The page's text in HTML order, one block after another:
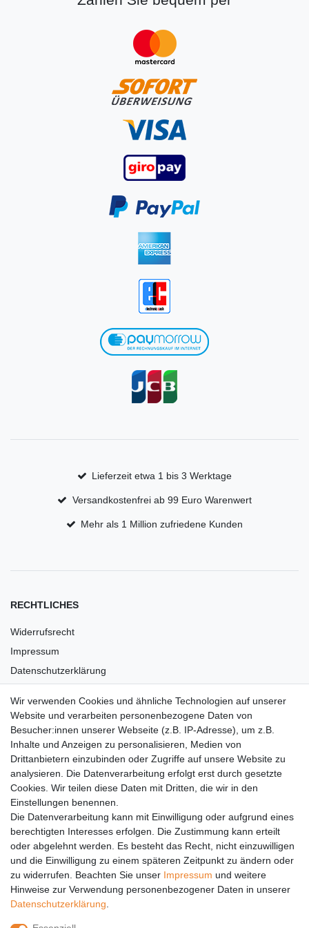
Lieferzeit etwa 1 bis 3 Werktage
Versandkostenfrei ab 99 Euro Warenwert
Mehr als 1 Million zufriedene Kunden
RECHTLICHES
Widerrufsrecht
Impressum
Datenschutzerklärung
Versandkosten
Barrierefreiheit
Anleitungen
Vertrag widerrufen
PARTNER
DHL
GLS
PaketPLUS
SPONSORING
Wir verwenden Cookies und ähnliche Technologien auf unserer
Website und verarbeiten personenbezogene Daten von
Besucher:innen unserer Webseite (z.B. IP-Adresse), um z.B.
Inhalte und Anzeigen zu personalisieren, Medien von
Drittanbietern einzubinden oder Zugriffe auf unsere Website zu
analysieren. Die Datenverarbeitung erfolgt erst durch gesetzte
Cookies. Wir teilen diese Daten mit Dritten, die wir in den
Einstellungen benennen.
Die Datenverarbeitung kann mit Einwilligung oder aufgrund eines
berechtigten Interesses erfolgen. Die Zustimmung kann erteilt
oder abgelehnt werden. Es besteht das Recht, nicht einzuwilligen
und die Einwilligung zu einem späteren Zeitpunkt zu ändern oder
zu widerrufen. Beachten Sie unser Impressum und weitere
Hinweise zur Verwendung personenbezogener Daten in unserer
Daten­schutz­erklärung